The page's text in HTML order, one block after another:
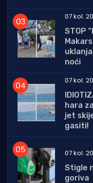
07 kol.
STOP
noći
07 kol.
hara
jet
gasiti!
07 kol.
Stigle
goriva